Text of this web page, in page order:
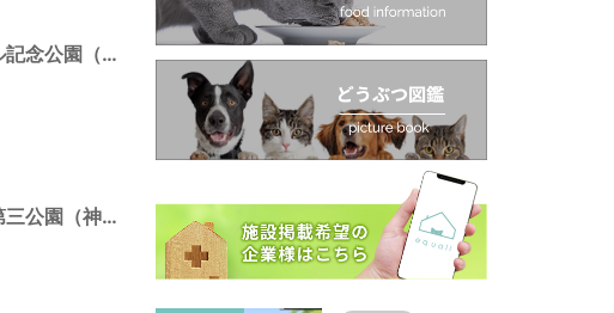
ニエ・アル記念公園（神奈川県藤沢市）
白旗廻り第三公園（神奈川県藤沢市）